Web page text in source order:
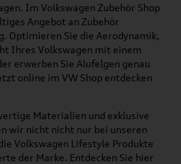
Im Volkswagen Zubehör Shop
Angebot an Zubehör
Optimieren Sie die Aerodynamik,
Ihres Volkswagen mit einem
erwerben Sie Alufelgen genau
online im VW Shop entdecken
Materialien und exklusive
wir nicht nicht nur bei unseren
Volkswagen Lifestyle Produkte
der Marke. Entdecken Sie hier